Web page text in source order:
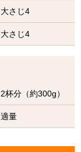
大さじ4
大さじ4
2杯分（約300g）
適量